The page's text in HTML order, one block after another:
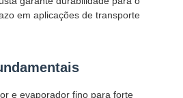
em aplicações de transporte
e evaporador fino para forte